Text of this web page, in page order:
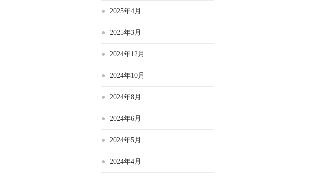
2025年4月
2025年3月
2024年12月
2024年10月
2024年8月
2024年6月
2024年5月
2024年4月